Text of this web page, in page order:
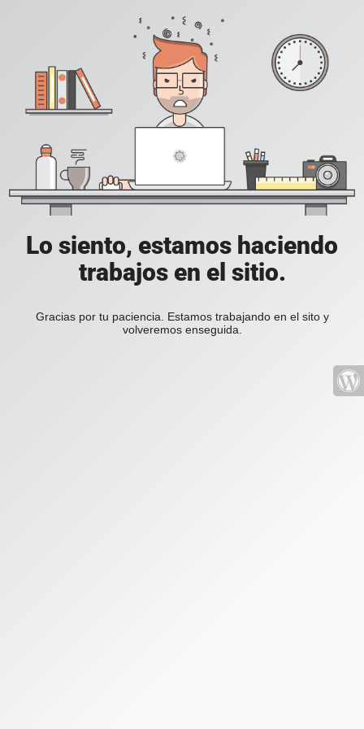
Lo siento, estamos haciendo
trabajos en el sitio.
Gracias por tu paciencia. Estamos trabajando en el sito y
volveremos enseguida.